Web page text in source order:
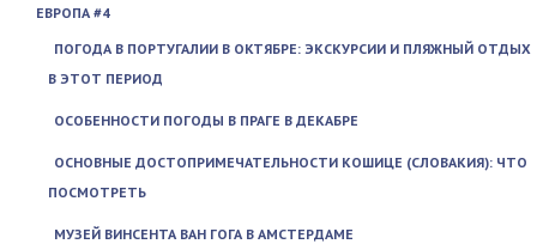
ЕВРОПА #4
ПОГОДА В ПОРТУГАЛИИ В ОКТЯБРЕ: ЭКСКУРСИИ И ПЛЯЖНЫЙ ОТДЫХ
В ЭТОТ ПЕРИОД
ОСОБЕННОСТИ ПОГОДЫ В ПРАГЕ В ДЕКАБРЕ
ОСНОВНЫЕ ДОСТОПРИМЕЧАТЕЛЬНОСТИ КОШИЦЕ (СЛОВАКИЯ): ЧТО
ПОСМОТРЕТЬ
МУЗЕЙ ВИНСЕНТА ВАН ГОГА В АМСТЕРДАМЕ